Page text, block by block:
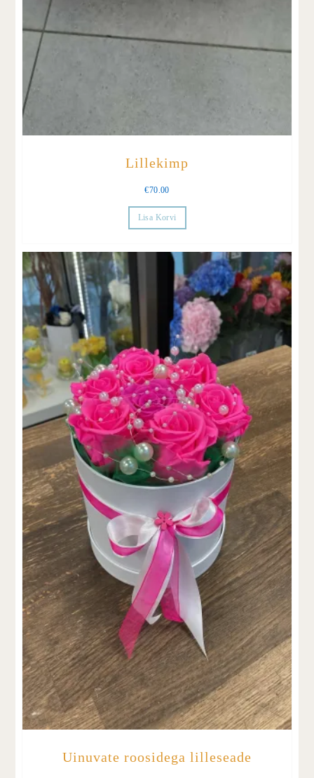
Lillekimp
€70.00
Lisa Korvi
Uinuvate roosidega lilleseade